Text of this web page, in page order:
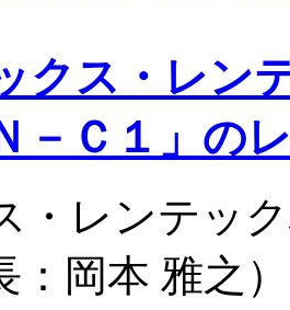
クス・レン
－Ｃ１」の
・レンテッ
：岡本 雅之